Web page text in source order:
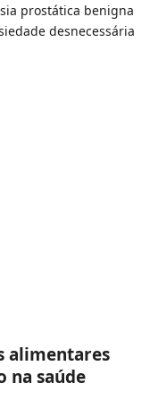
prostática benigna
desnecessária
alimentares
na saúde